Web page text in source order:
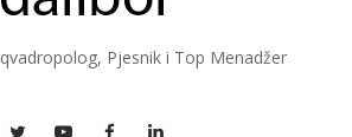
Pjesnik i Top Menadžer